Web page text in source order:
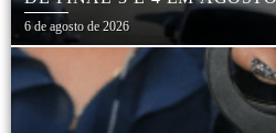
6 de agosto de 2026